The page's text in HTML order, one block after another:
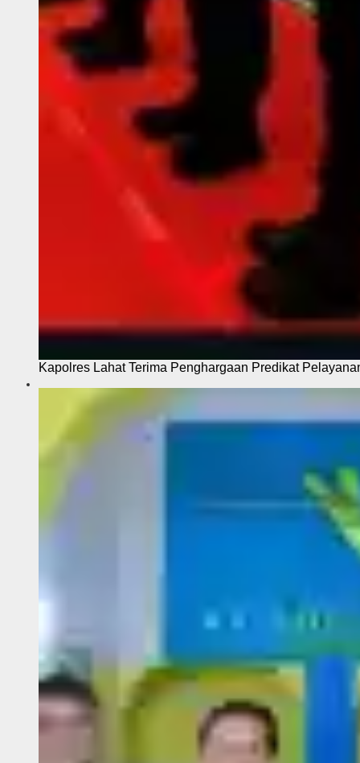
Kapolres Lahat Terima Penghargaan Predikat